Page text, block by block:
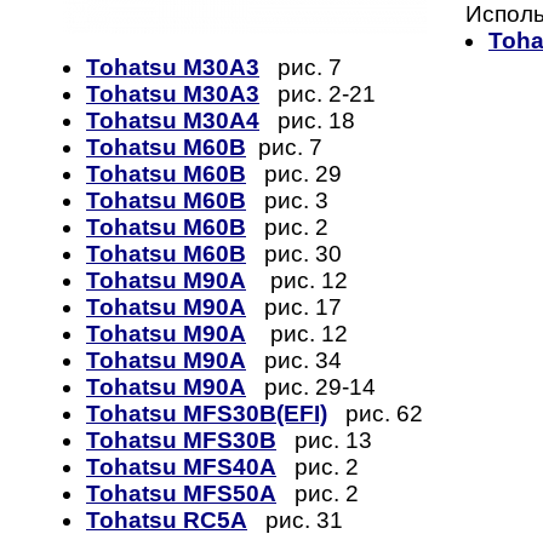
Tohatsu M30A3 рис. 7
Tohatsu M30A3 рис. 2-21
Tohatsu M30A4 рис. 18
Tohatsu M60B рис. 7
Tohatsu M60B рис. 29
Tohatsu M60B рис. 3
Tohatsu M60B рис. 2
Tohatsu M60B рис. 30
Tohatsu M90A рис. 12
Tohatsu M90A рис. 17
Tohatsu M90A рис. 12
Tohatsu M90A рис. 34
Tohatsu M90A рис. 29-14
Tohatsu MFS30B(EFI) рис. 62
Tohatsu MFS30B рис. 13
Tohatsu MFS40A рис. 2
Tohatsu MFS50A рис. 2
Tohatsu RC5A рис. 31